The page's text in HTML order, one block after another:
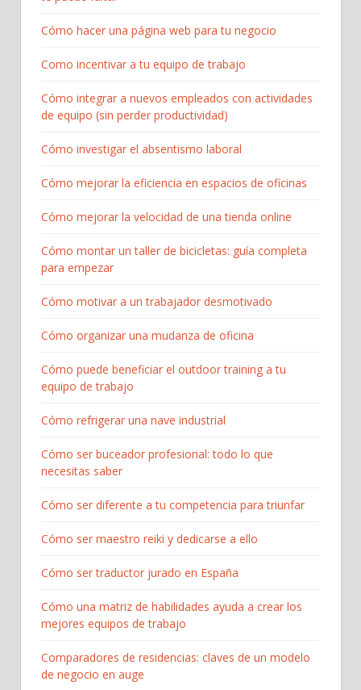
Cómo hacer una página web para tu negocio
Como incentivar a tu equipo de trabajo
Cómo integrar a nuevos empleados con actividades
de equipo (sin perder productividad)
Cómo investigar el absentismo laboral
Cómo mejorar la eficiencia en espacios de oficinas
Cómo mejorar la velocidad de una tienda online
Cómo montar un taller de bicicletas: guía completa
para empezar​
Cómo motivar a un trabajador desmotivado
Cómo organizar una mudanza de oficina
Cómo puede beneficiar el outdoor training a tu
equipo de trabajo
Cómo refrigerar una nave industrial
Cómo ser buceador profesional: todo lo que
necesitas saber
Cómo ser diferente a tu competencia para triunfar
Cómo ser maestro reiki y dedicarse a ello
Cómo ser traductor jurado en España
Cómo una matriz de habilidades ayuda a crear los
mejores equipos de trabajo
Comparadores de residencias: claves de un modelo
de negocio en auge